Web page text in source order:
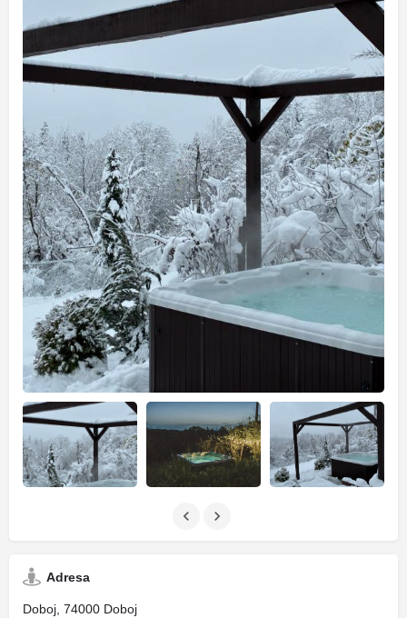
Adresa
Doboj, 74000 Doboj